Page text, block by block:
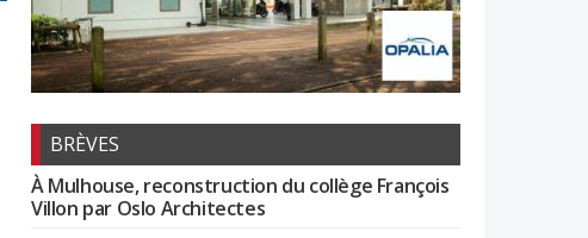
BRÈVES
À Mulhouse, reconstruction du collège François
Villon par Oslo Architectes